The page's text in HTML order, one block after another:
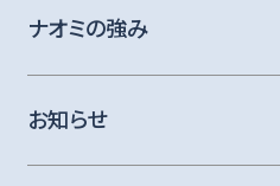
ナオミの強み
お知らせ